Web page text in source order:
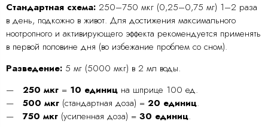
Стандартная схема: 250–750 мкг (0,25–0,75 мг) 1–2 раза
в день, подкожно в живот. Для достижения максимального
ноотропного и активирующего эффекта рекомендуется применять
в первой половине дня (во избежание проблем со сном).
Разведение: 5 мг (5000 мкг) в 2 мл воды.
250 мкг= 10 единицна шприце 100 ед.
500 мкг(стандартная доза) = 20 единиц.
750 мкг(усиленная доза) = 30 единиц.